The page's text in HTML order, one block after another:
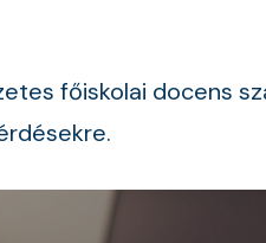
főiskolai docens